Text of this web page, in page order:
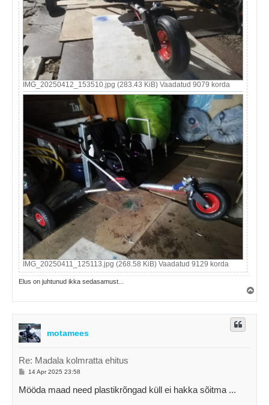
IMG_20250412_153510.jpg (283.43 KiB) Vaadatud 9079 korda
IMG_20250411_125113.jpg (268.58 KiB) Vaadatud 9129 korda
Elus on juhtunud ikka sedasamust...
s
motamees
Re: Madala kolmratta ehitus
P
s
t
14 Apr 2025 23:58
Mööda maad need plastikrõngad küll ei hakka sõitma ...